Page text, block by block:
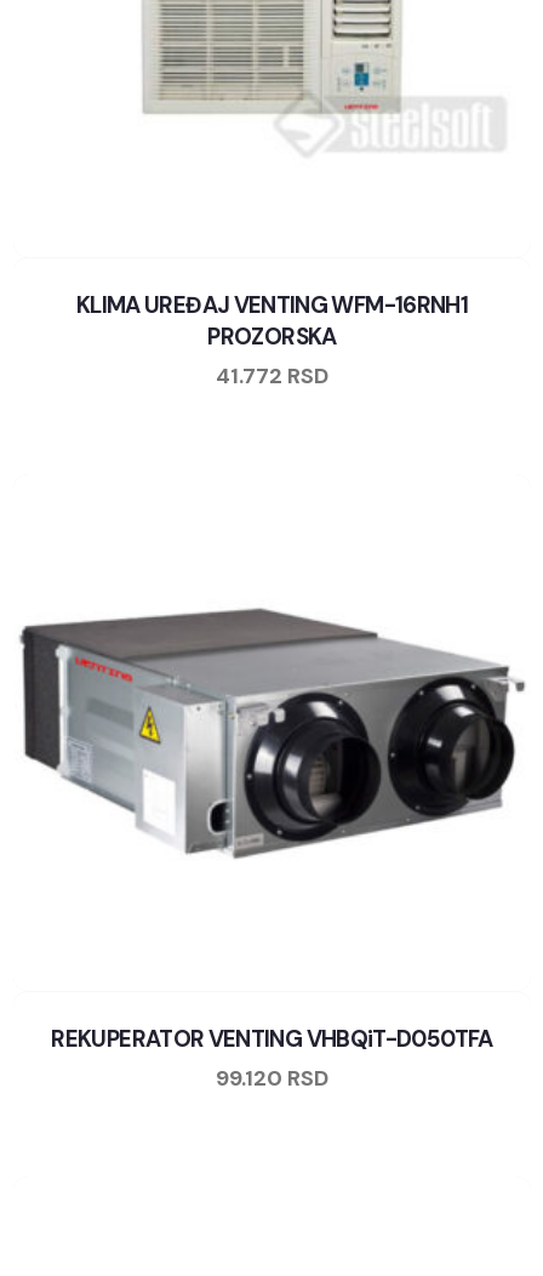
KLIMA UREĐAJ VENTING WFM-16RNH1
PROZORSKA
41.772 RSD
REKUPERATOR VENTING VHBQiT-D050TFA
99.120 RSD